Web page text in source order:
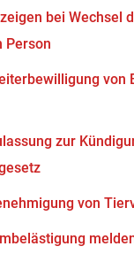
bei Wechsel
Person
von
zur
von